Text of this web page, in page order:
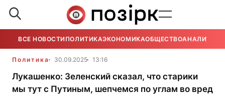
ВСЕ НОВОСТИ ПОЛИТИКАЭКОНОМИКАОБЩЕСТВОАНАЛИТИКА
Политика 30.09.2025 13:16
Лукашенко: Зеленский сказал, что старики
мы тут с Путиным, шепчемся по углам во вред